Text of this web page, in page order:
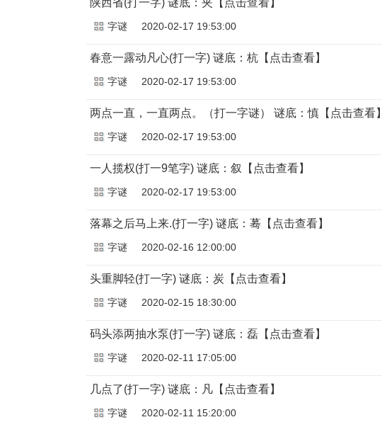
陕西省(打一字) 谜底：夹【点击查看】
2020-02-17 19:53:00
字谜
春意一露动凡心(打一字) 谜底：杭【点击查看】
2020-02-17 19:53:00
字谜
两点一直，一直两点。（打一字谜） 谜底：慎【点击查看】
2020-02-17 19:53:00
字谜
一人揽权(打一9笔字) 谜底：叙【点击查看】
2020-02-17 19:53:00
字谜
落幕之后马上来.(打一字) 谜底：蓦【点击查看】
2020-02-16 12:00:00
字谜
头重脚轻(打一字) 谜底：炭【点击查看】
2020-02-15 18:30:00
字谜
码头添两抽水泵(打一字) 谜底：磊【点击查看】
2020-02-11 17:05:00
字谜
几点了(打一字) 谜底：凡【点击查看】
2020-02-11 15:20:00
字谜